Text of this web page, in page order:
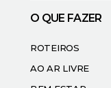
O QUE FAZER
ROTEIROS
AO AR LIVRE